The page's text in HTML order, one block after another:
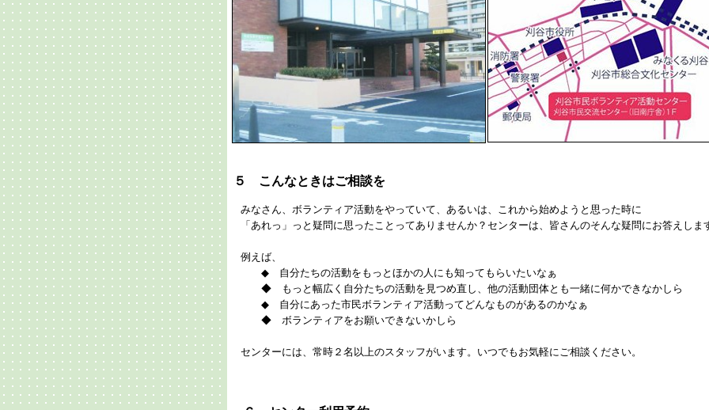
５ こんなときはご相談を
みなさん、ボランティア活動をやっていて、あるいは、これから始めようと思った時に
「あれっ」っと疑問に思ったことってありませんか？センターは、皆さんのそんな疑問にお答えしま
例えば、
◆ 自分たちの活動をもっとほかの人にも知ってもらいたいなぁ
◆ もっと幅広く自分たちの活動を見つめ直し、他の活動団体とも一緒に何かできなかしら
◆ 自分にあった市民ボランティア活動ってどんなものがあるのかなぁ
◆ ボランティアをお願いできないかしら
センターには、常時２名以上のスタッフがいます。いつでもお気軽にご相談ください。